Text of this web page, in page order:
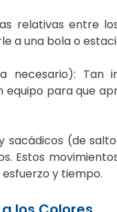
relativas entre
a una bola o
necesario): Tan
para que
sacádicos (de
Estos
y tiempo.